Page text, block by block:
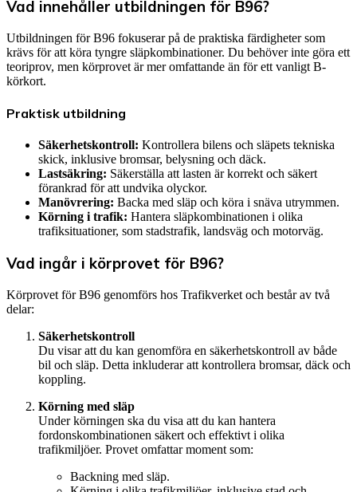
Vad innehåller utbildningen för B96?
Utbildningen för B96 fokuserar på de praktiska färdigheter som
krävs för att köra tyngre släpkombinationer. Du behöver inte göra ett
teoriprov, men körprovet är mer omfattande än för ett vanligt B-
körkort.
Praktisk utbildning
Säkerhetskontroll: Kontrollera bilens och släpets tekniska
skick, inklusive bromsar, belysning och däck.
Lastsäkring: Säkerställa att lasten är korrekt och säkert
förankrad för att undvika olyckor.
Manövrering: Backa med släp och köra i snäva utrymmen.
Körning i trafik: Hantera släpkombinationen i olika
trafiksituationer, som stadstrafik, landsväg och motorväg.
Vad ingår i körprovet för B96?
Körprovet för B96 genomförs hos Trafikverket och består av två
delar:
Säkerhetskontroll
Du visar att du kan genomföra en säkerhetskontroll av både
bil och släp. Detta inkluderar att kontrollera bromsar, däck och
koppling.
Körning med släp
Under körningen ska du visa att du kan hantera
fordonskombinationen säkert och effektivt i olika
trafikmiljöer. Provet omfattar moment som:
Backning med släp.